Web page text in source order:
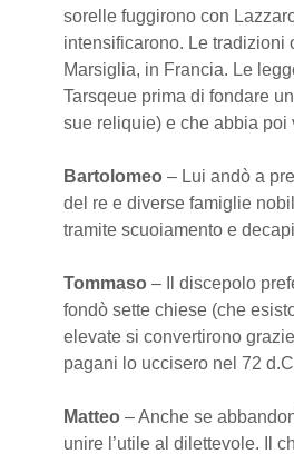
sorelle fuggirono con
intensificarono. Le tradizioni
Marsiglia, in Francia. Le
Tarsqeue prima di fondare
sue reliquie) e che abbia poi
Bartolomeo – Lui andò a
del re e diverse famiglie
tramite scuoiamento e
Tommaso – Il discepolo
fondò sette chiese (che
elevate si convertirono
pagani lo uccisero nel 72
Matteo – Anche se
unire l’utile al dilettevole. Il